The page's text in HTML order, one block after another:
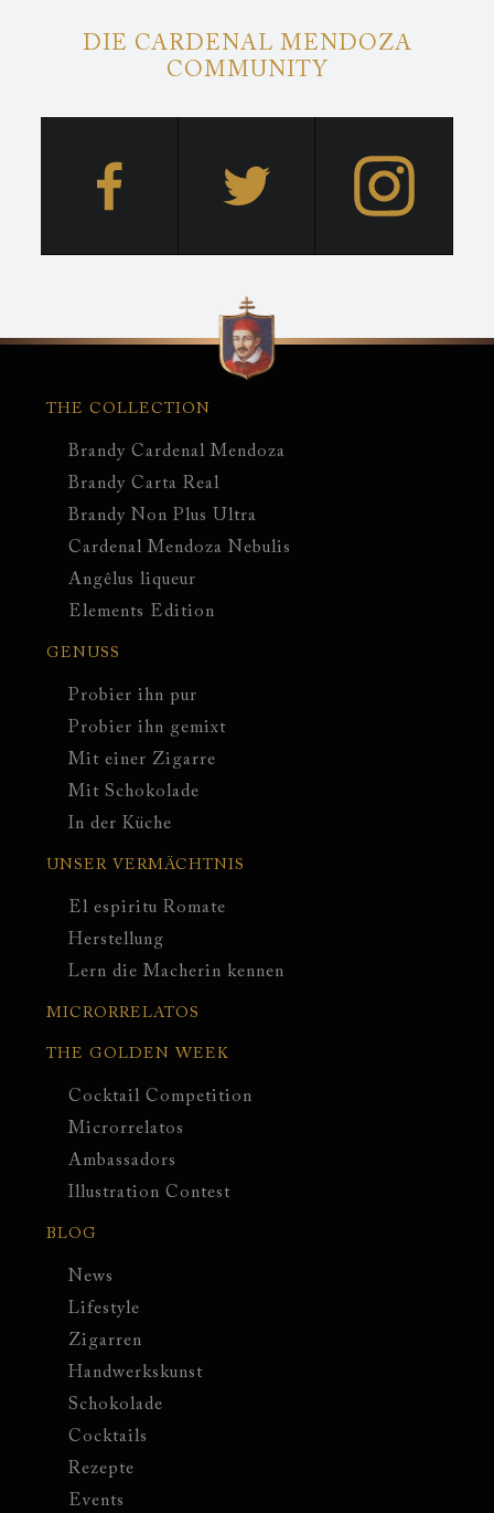
DIE CARDENAL MENDOZA
COMMUNITY
Hauptnavigation
THE COLLECTION
Brandy Cardenal Mendoza
Brandy Carta Real
Brandy Non Plus Ultra
Cardenal Mendoza Nebulis
Angêlus liqueur
Elements Edition
GENUSS
Probier ihn pur
Probier ihn gemixt
Mit einer Zigarre
Mit Schokolade
In der Küche
UNSER VERMÄCHTNIS
El espiritu Romate
Herstellung
Lern die Macherin kennen
MICRORRELATOS
THE GOLDEN WEEK
Cocktail Competition
Microrrelatos
Ambassadors
Illustration Contest
BLOG
News
Lifestyle
Zigarren
Handwerkskunst
Schokolade
Cocktails
Rezepte
Events